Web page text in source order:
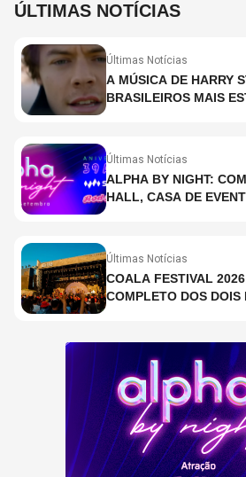
ÚLTIMAS NOTÍCIAS
Últimas Notícias
A MÚSICA DE HARRY
BRASILEIROS MAIS
Últimas Notícias
ALPHA BY NIGHT:
HALL, CASA DE
Últimas Notícias
COALA FESTIVAL
COMPLETO DOS DOIS